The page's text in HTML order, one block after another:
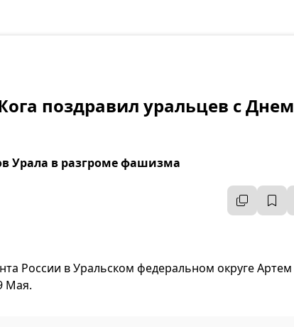
поздравил уральцев с Днем
Урала в разгроме фашизма
России в Уральском федеральном округе Артем
Мая.